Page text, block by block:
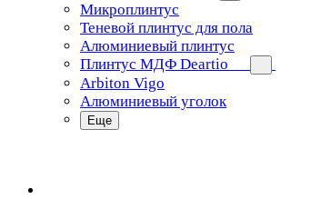
Микроплинтус
Теневой плинтус для пола
Алюминиевый плинтус
Плинтус МДФ Deartio
Arbiton Vigo
Алюминиевый уголок
Еще